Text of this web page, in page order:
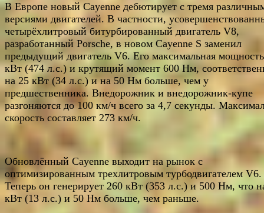
В Европе новый Cayenne дебютирует с тремя
версиями двигателей. В частности,
четырёхлитровый битурбированный двигатель V8,
разработанный Porsche, в новом Cayenne S заменил
предыдущий двигатель V6. Его максимальная
кВт (474 л.с.) и крутящий момент 600 Нм,
на 25 кВт (34 л.с.) и на 50 Нм больше, чем у
предшественника. Внедорожник и внедорожник-купе
разгоняются до 100 км/ч всего за 4,7 секунды.
скорость составляет 273 км/ч.
Обновлённый Cayenne выходит на рынок с
оптимизированным трехлитровым турбодвигателем V6.
Теперь он генерирует 260 кВт (353 л.с.) и 500 Нм, что
кВт (13 л.с.) и 50 Нм больше, чем раньше.